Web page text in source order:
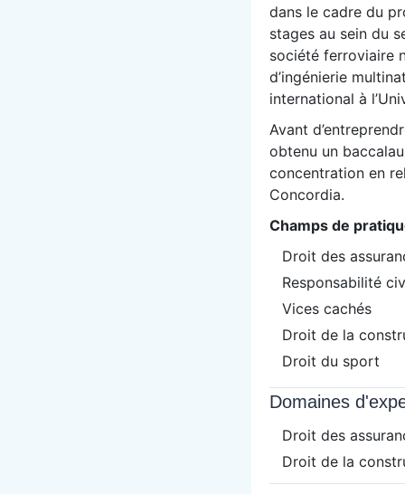
dans le cadre du
stages au sein du
société ferroviaire
d’ingénierie
international à
Avant
obtenu un
concentration en
Concordia.
Champs de
Droit des
Responsabilité
Vices cachés
Droit de la
Droit du sport
Domaines
Droit des
Droit de la